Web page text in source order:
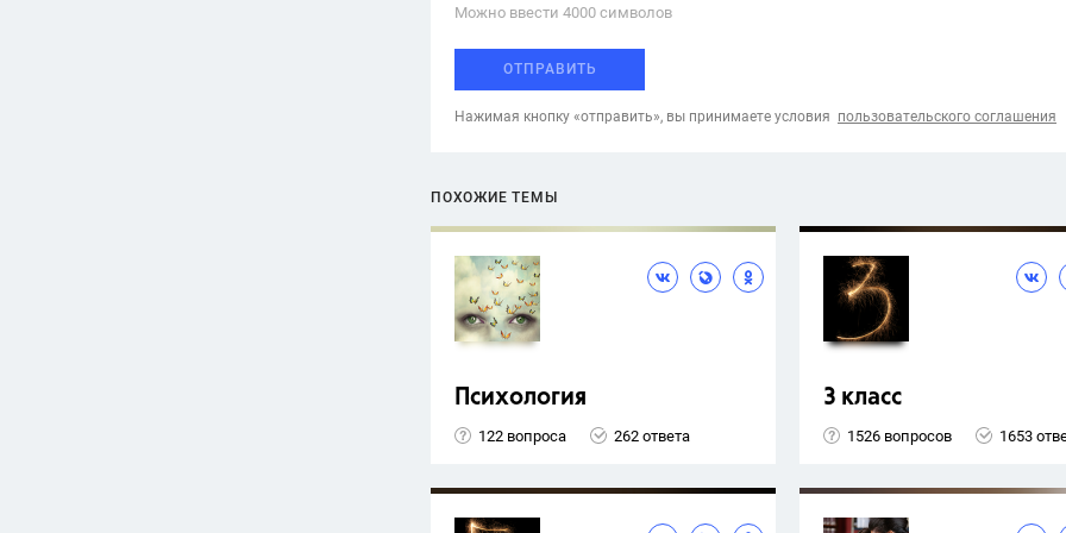
Можно ввести 4000 cимволов
ОТПРАВИТЬ
Нажимая кнопку «отправить», вы принимаете условия пользовательского соглашения
ПОХОЖИЕ ТЕМЫ
Психология
122 вопроса 262 ответа
3 класс
1526 вопросов 1653